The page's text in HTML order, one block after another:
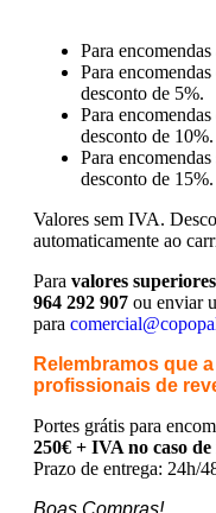
Para
Para
desconto de 5%.
Para
desconto de 10%.
Para
desconto de 15%.
Valores sem IVA.
automaticamente ao
Para valores
964 292 907 ou enviar
para
Relembramos que
profissionais de
Portes grátis para
250€ + IVA no caso
Prazo de entrega: 24h/
Boas Compras!